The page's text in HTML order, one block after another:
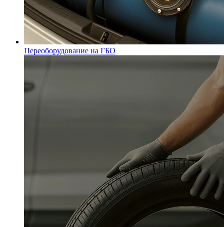
Переоборудование на ГБО